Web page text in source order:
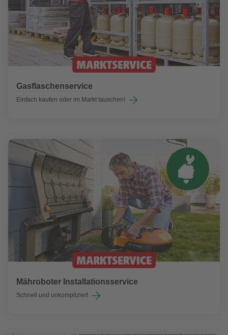
Gasflaschenservice
Einfach kaufen oder im Markt tauschen!
Mähroboter Installationsservice
Schnell und unkompliziert